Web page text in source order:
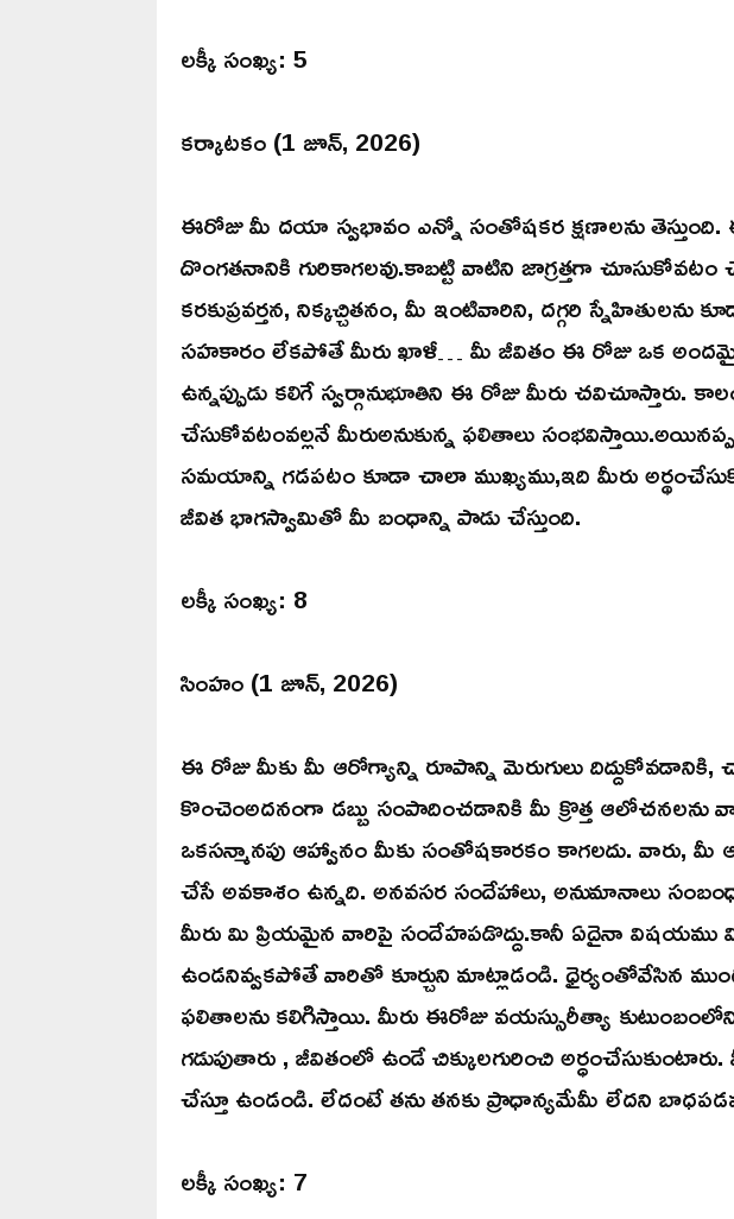
లక్కీ సంఖ్య: 5
కర్కాటకం (1 జూన్, 2026)
ఈరోజు మీ దయా స్వభావం ఎన్నో సంతోషకర క్షణాలను
దొంగతనానికి గురికాగలవు.కాబట్టి వాటిని జాగ్రత్తగా
కరకుప్రవర్తన, నిక్కచ్చితనం, మీ ఇంటివారిని, దగ్గరి
సహకారం లేకపోతే మీరు ఖాళీ… మీ జీవితం ఈ రోజు ఒక అందమైన
ఉన్నప్పుడు కలిగే స్వర్గానుభూతిని ఈ రోజు మీరు
చేసుకోవటంవల్లనే మీరుఅనుకున్న ఫలితాలు
సమయాన్ని గడపటం కూడా చాలా ముఖ్యము,ఇది మీరు
జీవిత భాగస్వామితో మీ బంధాన్ని పాడు చేస్తుంది.
లక్కీ సంఖ్య: 8
సింహం (1 జూన్, 2026)
ఈ రోజు మీకు మీ ఆరోగ్యాన్ని రూపాన్ని మెరుగులు
కొంచెంఅదనంగా డబ్బు సంపాదించడానికి మీ క్రొత్త
ఒకసన్మానపు ఆహ్వానం మీకు సంతోషకారకం కాగలదు. వారు, మీ
చేసే అవకాశం ఉన్నది. అనవసర సందేహాలు, అనుమానాలు
మీరు మి ప్రియమైన వారిపై సందేహపడొద్దు.కానీ ఏదైనా విషయము
ఉండనివ్వకపోతే వారితో కూర్చుని మాట్లాడండి. ధైర్యంతోవేసిన
ఫలితాలను కలిగిస్తాయి. మీరు ఈరోజు వయస్సురీత్యా
గడుపుతారు , జీవితంలో ఉండే చిక్కులగురించి
చేస్తూ ఉండండి. లేదంటే తను తనకు ప్రాధాన్యమేమీ లేదని
లక్కీ సంఖ్య: 7